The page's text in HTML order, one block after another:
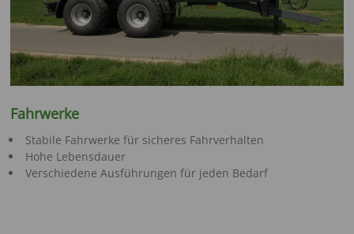
Fahrwerke
Stabile Fahrwerke für sicheres Fahrverhalten
Hohe Lebensdauer
Verschiedene Ausführungen für jeden Bedarf